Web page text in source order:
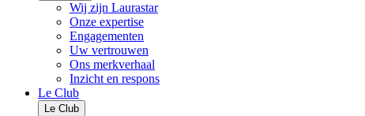
Wij zijn Laurastar
Onze expertise
Engagementen
Uw vertrouwen
Ons merkverhaal
Inzicht en respons
Le Club
Le Club